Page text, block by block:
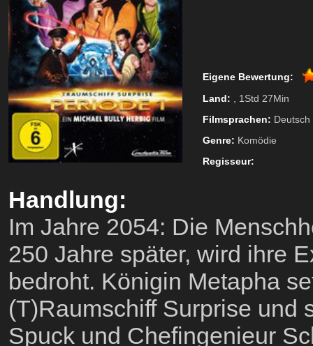
Eigene Bewertung:
Land: , 1Std 27Min
Filmsprachen: Deutsch
Genre: Komödie
Regisseur:
Handlung:
Im Jahre 2054: Die
250 Jahre später, wird ihre
bedroht. Königin Metapha
(T)Raumschiff Surprise und
Spuck und Chefingenieur